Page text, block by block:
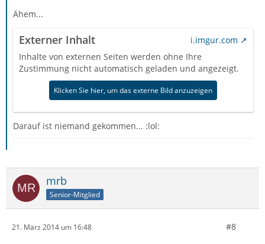
Ähem...
Externer Inhalt
i.imgur.com
Inhalte von externen Seiten werden ohne Ihre
Zustimmung nicht automatisch geladen und angezeigt.
Klicken Sie hier, um das externe Bild anzuzeigen
Darauf ist niemand gekommen... :lol:
mrb
Senior-Mitglied
21. März 2014 um 16:48 #8